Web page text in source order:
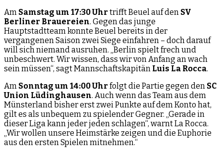
Am Samstag um 17:30 Uhr trifft Beuel auf den SV
Berliner Brauereien. Gegen das junge
Hauptstadtteam konnte Beuel bereits in der
vergangenen Saison zwei Siege einfahren – doch darauf
will sich niemand ausruhen. „Berlin spielt frech und
unbeschwert. Wir wissen, dass wir von Anfang an wach
sein müssen“, sagt Mannschaftskapitän Luis La Rocca.
Am Sonntag um 14:00 Uhr folgt die Partie gegen den SC
Union Lüdinghausen. Auch wenn das Team aus dem
Münsterland bisher erst zwei Punkte auf dem Konto hat,
gilt es als unbequem zu spielender Gegner. „Gerade in
dieser Liga kann jeder jeden schlagen“, warnt La Rocca.
„Wir wollen unsere Heimstärke zeigen und die Euphorie
aus den ersten Spielen mitnehmen.“